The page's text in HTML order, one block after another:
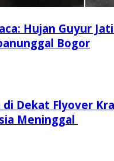
Hujan Guyur
Bogor
di Dekat Flyover
Meninggal